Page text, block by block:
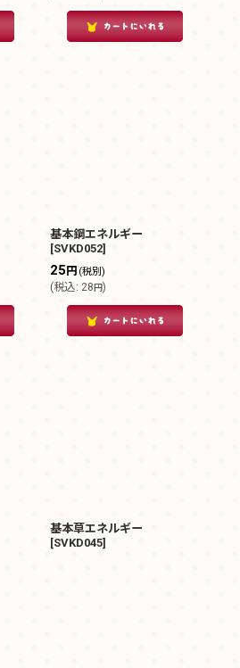
基本鋼エネルギー
[SVKD052]
25 円 (税別)
(税込: 28円)
基本草エネルギー
[SVKD045]